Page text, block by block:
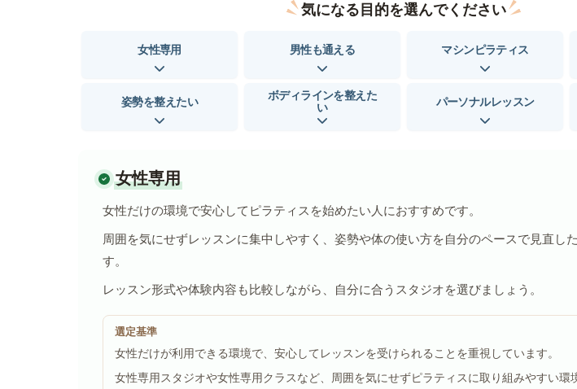
気になる目的を選んでください
女性専用 男性も通える マシンピラティス
姿勢を整えたい
ボディラインを整えた
い
パーソナルレッスン
女性専用
女性だけの環境で安心してピラティスを始めたい人におすすめです。
周囲を気にせずレッスンに集中しやすく、姿勢や体の使い方を自分のペースで見直し
す。
レッスン形式や体験内容も比較しながら、自分に合うスタジオを選びましょう。
選定基準
女性だけが利用できる環境で、安心してレッスンを受けられることを重視しています。
女性専用スタジオや女性専用クラスなど、周囲を気にせずピラティスに取り組みやすい環